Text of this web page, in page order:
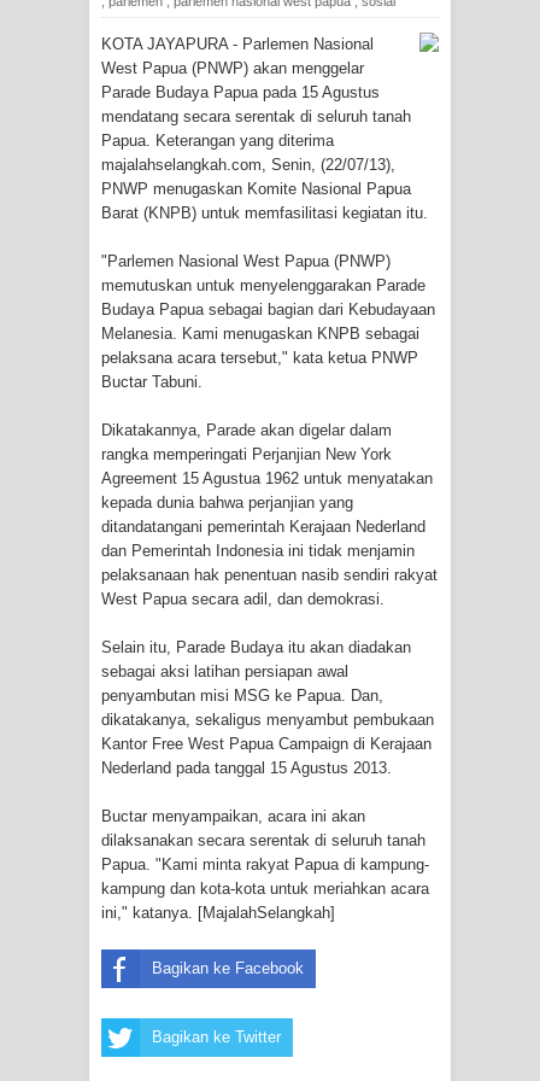
Tiga Personel Polresta Jayapura Kota
Jalani Sidang BP4R di Jayapura
Kapolresta Jayapura Kota
Mengapresiasi Antusiasme Warga
Saat Nonton Bareng Final Piala Dunia
2026 di Lapangan Karang PTC Entrop
Kebakaran Hanguskan Satu Rumah
Profil Lengkap Papua Barat, Bumi
Cenderawasih di Ujung Barat Papua
Profil Lengkap Provinsi Papua, Bumi
Cenderawasih di Ujung Timur
Indonesia
Profil Lengkap Aceh, Provinsi
Istimewa di Ujung Sumatera
Lima Rumah Pribadi Terbakar Di
Hamadi Jayapura Selatan
Gempa M3,3 Guncang Nabire, BMKG
Imbau Waspada Susulan
KOTA JAYAPURA - Parlemen Nasional
West Papua (PNWP) akan menggelar
Parade Budaya Papua pada 15 Agustus
mendatang secara serentak di seluruh tanah
Papua. Keterangan yang diterima
majalahselangkah.com, Senin, (22/07/13),
PNWP menugaskan Komite Nasional Papua
Barat (KNPB) untuk memfasilitasi kegiatan itu.
"Parlemen Nasional West Papua (PNWP)
memutuskan untuk menyelenggarakan Parade
Budaya Papua sebagai bagian dari Kebudayaan
Melanesia. Kami menugaskan KNPB sebagai
pelaksana acara tersebut," kata ketua PNWP
Buctar Tabuni.
Dikatakannya, Parade akan digelar dalam
rangka memperingati Perjanjian New York
Agreement 15 Agustua 1962 untuk menyatakan
kepada dunia bahwa perjanjian yang
ditandatangani pemerintah Kerajaan Nederland
dan Pemerintah Indonesia ini tidak menjamin
pelaksanaan hak penentuan nasib sendiri rakyat
West Papua secara adil, dan demokrasi.
Selain itu, Parade Budaya itu akan diadakan
sebagai aksi latihan persiapan awal
penyambutan misi MSG ke Papua. Dan,
dikatakanya, sekaligus menyambut pembukaan
Kantor Free West Papua Campaign di Kerajaan
Nederland pada tanggal 15 Agustus 2013.
Buctar menyampaikan, acara ini akan
dilaksanakan secara serentak di seluruh tanah
Papua. "Kami minta rakyat Papua di kampung-
kampung dan kota-kota untuk meriahkan acara
ini," katanya. [MajalahSelangkah]
Bagikan ke Facebook
Bagikan ke Twitter